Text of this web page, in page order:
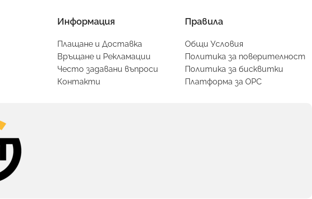
Информация
Плащане и Доставка
Връщане и Рекламации
Често задавани въпроси
Контакти
Правила
Общи Условия
Политика за поверителност
Политика за бисквитки
Платформа за ОРС